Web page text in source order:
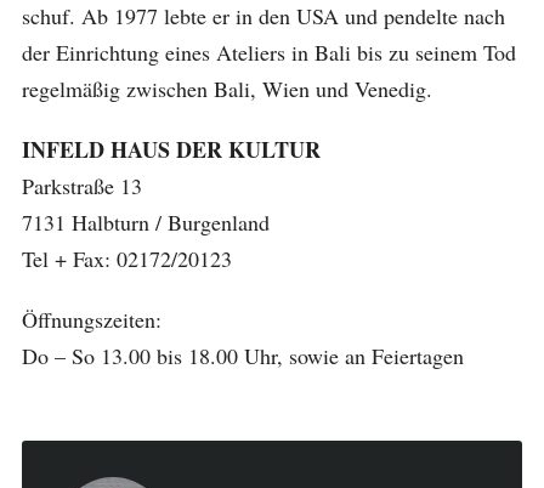
schuf. Ab 1977 lebte er in den USA und pendelte nach
der Einrichtung eines Ateliers in Bali bis zu seinem Tod
regelmäßig zwischen Bali, Wien und Venedig.
INFELD HAUS DER KULTUR
Parkstraße 13
7131 Halbturn / Burgenland
Tel + Fax: 02172/20123
Öffnungszeiten:
Do – So 13.00 bis 18.00 Uhr, sowie an Feiertagen